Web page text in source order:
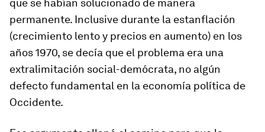
que se habían solucionado de manera
permanente. Inclusive durante la estanflación
(crecimiento lento y precios en aumento) en los
años 1970, se decía que el problema era una
extralimitación social-demócrata, no algún
defecto fundamental en la economía política de
Occidente.